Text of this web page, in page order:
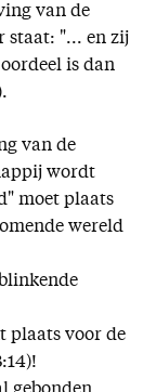
van de
staat: "... en zij
is dan
van de
wordt
moet plaats
wereld
plaats voor de